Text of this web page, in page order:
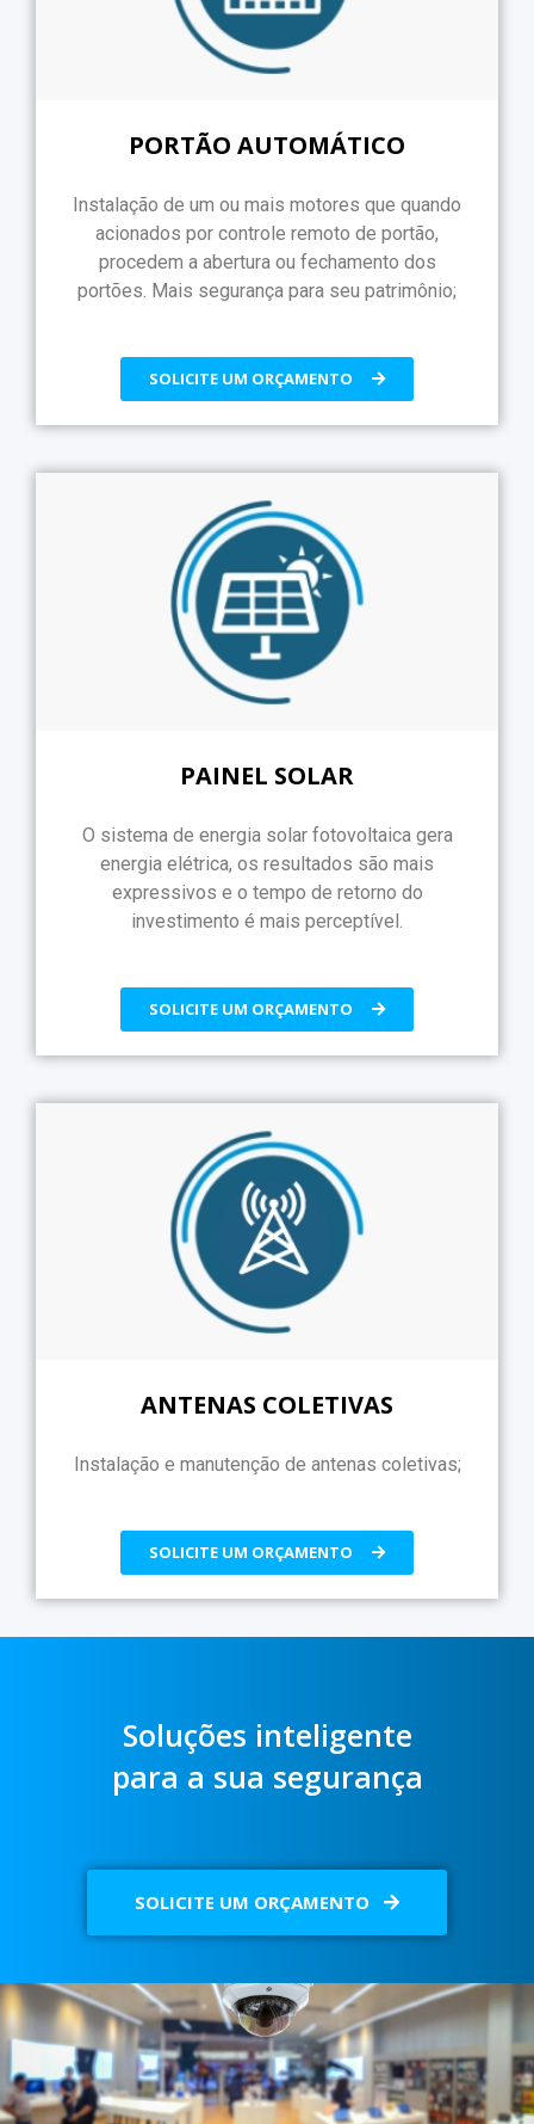
PORTÃO AUTOMÁTICO
Instalação de um ou mais motores que quando
acionados por controle remoto de portão,
procedem a abertura ou fechamento dos
portões. Mais segurança para seu patrimônio;
SOLICITE UM ORÇAMENTO
PAINEL SOLAR
O sistema de energia solar fotovoltaica gera
energia elétrica, os resultados são mais
expressivos e o tempo de retorno do
investimento é mais perceptível.
SOLICITE UM ORÇAMENTO
ANTENAS COLETIVAS
Instalação e manutenção de antenas coletivas;
SOLICITE UM ORÇAMENTO
Soluções inteligente
para a sua segurança
SOLICITE UM ORÇAMENTO